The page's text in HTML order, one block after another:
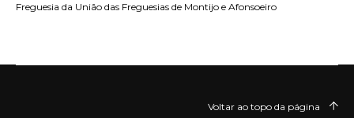
Freguesia da União das Freguesias de Montijo e Afonsoeiro
Voltar ao topo da página